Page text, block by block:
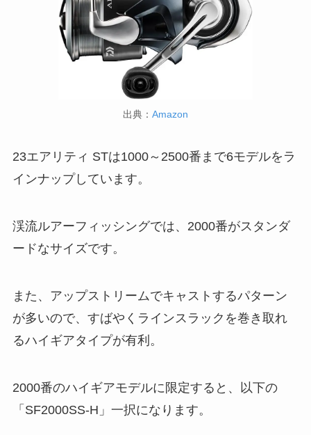
出典： Amazon
23エアリティ STは1000～2500番まで6モデルをラ
インナップしています。
渓流ルアーフィッシングでは、2000番がスタンダ
ードなサイズです。
また、アップストリームでキャストするパターン
が多いので、すばやくラインスラックを巻き取れ
るハイギアタイプが有利。
2000番のハイギアモデルに限定すると、以下の
「SF2000SS-H」一択になります。